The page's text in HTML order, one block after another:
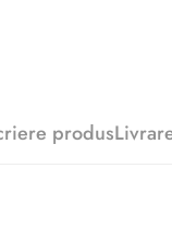
produs